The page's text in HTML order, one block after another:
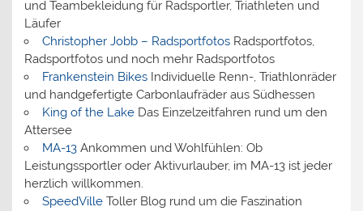
und Teambekleidung für Radsportler, Triathleten und
Läufer
Christopher Jobb – RadsportfotosRadsportfotos,
Radsportfotos und noch mehr Radsportfotos
Frankenstein BikesIndividuelle Renn-, Triathlonräder
und handgefertigte Carbonlaufräder aus Südhessen
King of the LakeDas Einzelzeitfahren rund um den
Attersee
MA-13Ankommen und Wohlfühlen: Ob
Leistungssportler oder Aktivurlauber, im MA-13 ist jeder
herzlich willkommen.
SpeedVilleToller Blog rund um die Faszination